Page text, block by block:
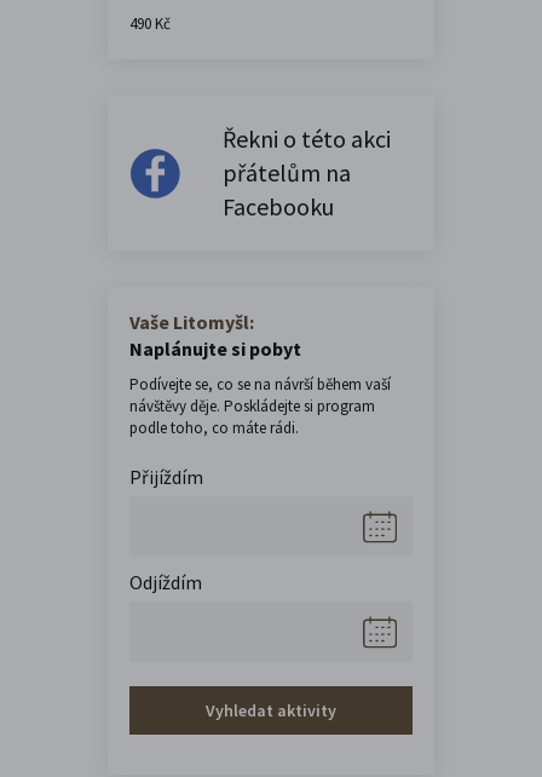
490 Kč
Řekni o této akci
přátelům na
Facebooku
Vaše Litomyšl:
Naplánujte si pobyt
Podívejte se, co se na návrší během vaší
návštěvy děje. Poskládejte si program
podle toho, co máte rádi.
Přijíždím
Odjíždím
Vyhledat aktivity